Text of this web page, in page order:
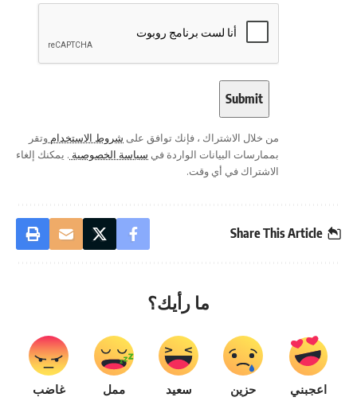
من خلال الاشتراك ، فإنك توافق على شروط الاستخدام وتقر
بممارسات البيانات الواردة في سياسة الخصوصية . يمكنك إلغاء
الاشتراك في أي وقت.
Share This Article
ما رأيك؟
اعجبني حزين سعيد ممل غاضب